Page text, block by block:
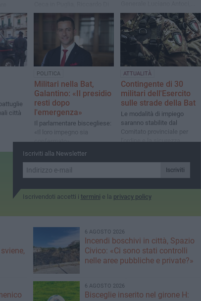
Matteo: «Furono catturati
dagli austro-ungarici nella
prima guerra mondiale»
alla guida della Grande Unità
dell’Esercito
città
POLITICA
Militari nella Bat,
Galantino: «Il presidio
resti dopo
l'emergenza»
Il parlamentare biscegliese:
«Il loro impegno sia
confermato»
ATTUALITÀ
Contingente di 30
militari dell'Esercito
sulle strade della Bat
Le modalità di impiego
saranno stabilite dal
Comitato provinciale per
l'ordine e la sicurezza
Iscriviti alla Newsletter
Iscriviti
Iscrivendoti accetti i termini e la privacy policy
6 AGOSTO 2026
Incendi boschivi in città, Spazio
Civico: «Ci sono stati controlli
nelle aree pubbliche e private?»
6 AGOSTO 2026
Bisceglie inserito nel girone H: